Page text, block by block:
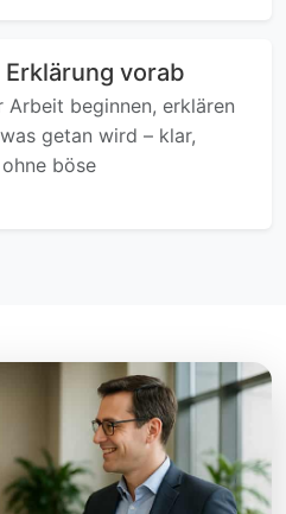
vorab
beginnen, erklären
getan wird – klar,
böse